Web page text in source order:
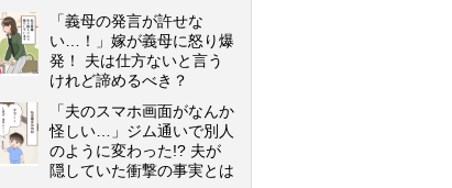
「義母の発言が許せな
い…！」嫁が義母に怒り爆
発！ 夫は仕方ないと言う
けれど諦めるべき？
「夫のスマホ画面がなんか
怪しい…」ジム通いで別人
のように変わった!? 夫が
隠していた衝撃の事実とは